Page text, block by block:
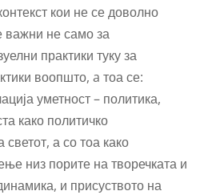
кои не се доволно
важни не само за
практики туку за
воопшто, a тоа се:
уметност – политика,
како политичко
а со тоа како
низ порите на творечката и
и присуството на